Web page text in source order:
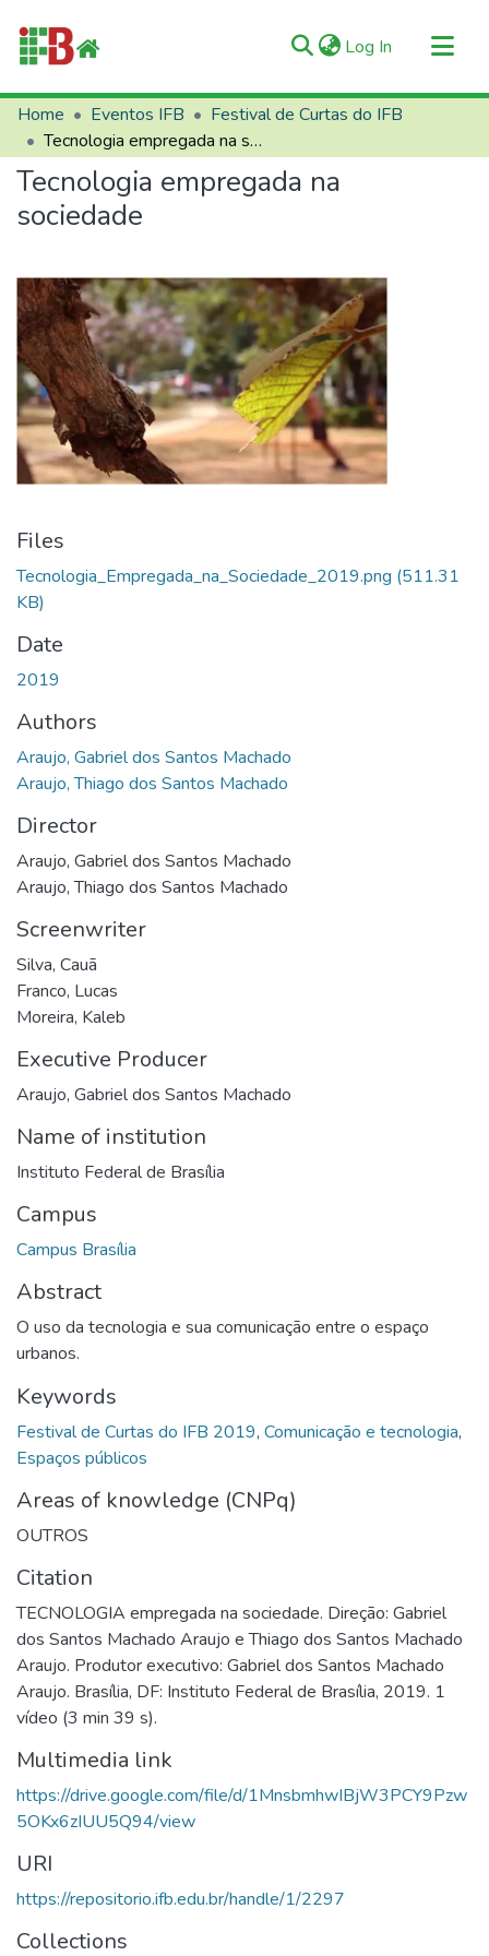
Log In (current)
Communities & Collections
All of RIIFB
Manuals and Terms
Statistics
Help
Contacts
Home Eventos IFB
Festival de Curtas do IFB
Tecnologia empregada na sociedade
Tecnologia empregada na
sociedade
Files
Tecnologia_Empregada_na_Sociedade_2019.png (511.31
KB)
Date
2019
Authors
Araujo, Gabriel dos Santos Machado
Araujo, Thiago dos Santos Machado
Director
Araujo, Gabriel dos Santos Machado
Araujo, Thiago dos Santos Machado
Screenwriter
Silva, Cauã
Franco, Lucas
Moreira, Kaleb
Executive Producer
Araujo, Gabriel dos Santos Machado
Name of institution
Instituto Federal de Brasília
Campus
Campus Brasília
Abstract
O uso da tecnologia e sua comunicação entre o espaço
urbanos.
Keywords
Festival de Curtas do IFB 2019, Comunicação e tecnologia,
Espaços públicos
Areas of knowledge (CNPq)
OUTROS
Citation
TECNOLOGIA empregada na sociedade. Direção: Gabriel
dos Santos Machado Araujo e Thiago dos Santos Machado
Araujo. Produtor executivo: Gabriel dos Santos Machado
Araujo. Brasília, DF: Instituto Federal de Brasília, 2019. 1
vídeo (3 min 39 s).
Multimedia link
https://drive.google.com/file/d/1MnsbmhwIBjW3PCY9Pzw
5OKx6zIUU5Q94/view
URI
https://repositorio.ifb.edu.br/handle/1/2297
Collections